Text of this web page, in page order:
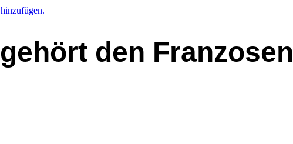
den Franzosen